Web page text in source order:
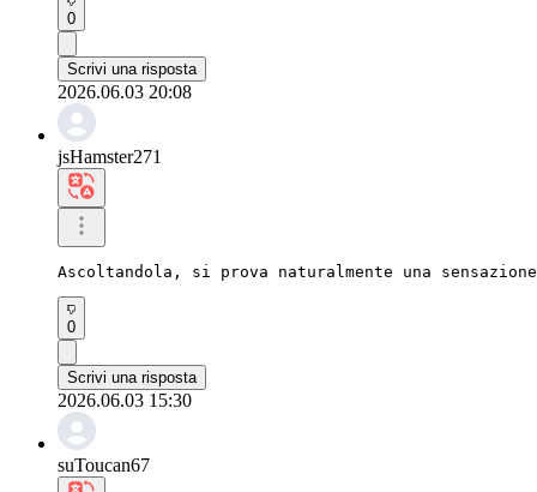
0
Scrivi una risposta
2026.06.03 20:08
jsHamster271
Ascoltandola, si prova naturalmente una
0
Scrivi una risposta
2026.06.03 15:30
suToucan67